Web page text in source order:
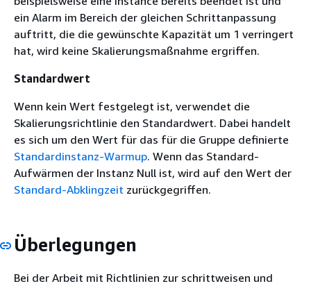
ein Alarm im Bereich der gleichen Schrittanpassung
auftritt, die die gewünschte Kapazität um 1 verringert
hat, wird keine Skalierungsmaßnahme ergriffen.
Standardwert
Wenn kein Wert festgelegt ist, verwendet die
Skalierungsrichtlinie den Standardwert. Dabei handelt
es sich um den Wert für das für die Gruppe definierte
Standardinstanz-Warmup. Wenn das Standard-
Aufwärmen der Instanz Null ist, wird auf den Wert der
Standard-Abklingzeit zurückgegriffen.
Überlegungen
Bei der Arbeit mit Richtlinien zur schrittweisen und